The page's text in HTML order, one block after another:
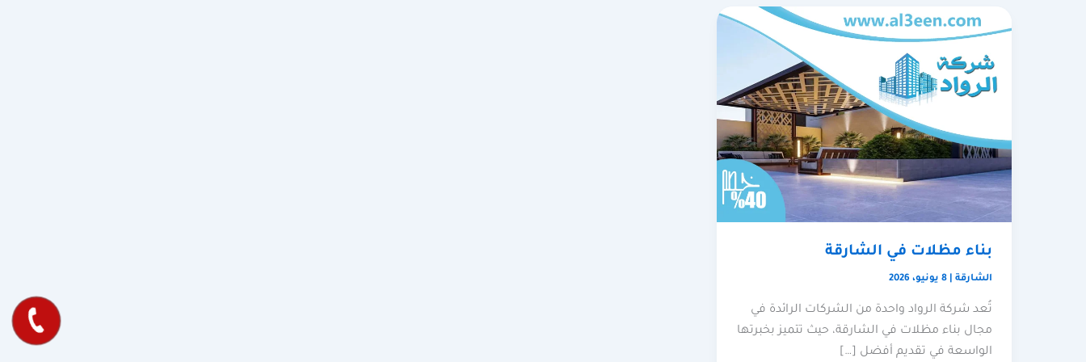
بناء مظلات في الشارقة
الشارقة 8 يونيو، 2026
تُعد شركة الرواد واحدة من الشركات الرائدة في
مجال بناء مظلات في الشارقة، حيث تتميز بخبرتها
الواسعة في تقديم أفضل […]